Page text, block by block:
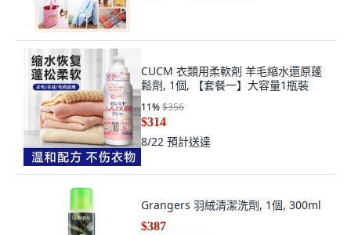
CUCM 衣類用柔軟剤 羊毛縮水還原蓬
鬆劑, 1個, 【套餐一】大容量1瓶裝
11%$356
$314
8/22 預計送達
Grangers 羽絨清潔洗劑, 1個, 300ml
$387